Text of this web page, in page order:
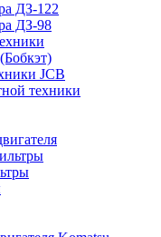
ДЗ-122
ДЗ-98
JCB
техники